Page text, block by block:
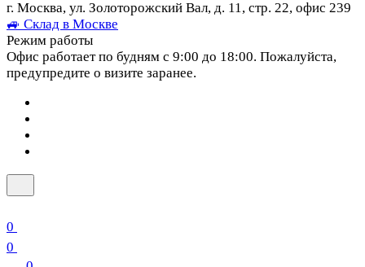
г. Москва, ул. Золоторожский Вал, д. 11, стр. 22, офис 239
🚙 Склад в Москве
Режим работы
Офис работает по будням с 9:00 до 18:00. Пожалуйста,
предупредите о визите заранее.
0
0